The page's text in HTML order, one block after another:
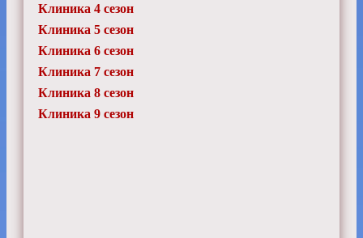
Клиника 4 сезон
Клиника 5 сезон
Клиника 6 сезон
Клиника 7 сезон
Клиника 8 сезон
Клиника 9 сезон